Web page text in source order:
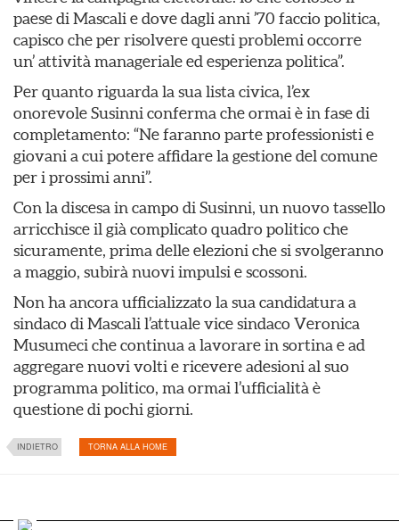
paese di Mascali e dove dagli anni ’70 faccio politica,
capisco che per risolvere questi problemi occorre
un’ attività manageriale ed esperienza politica”.
Per quanto riguarda la sua lista civica, l’ex
onorevole Susinni conferma che ormai è in fase di
completamento: “Ne faranno parte professionisti e
giovani a cui potere affidare la gestione del comune
per i prossimi anni”.
Con la discesa in campo di Susinni, un nuovo tassello
arricchisce il già complicato quadro politico che
sicuramente, prima delle elezioni che si svolgeranno
a maggio, subirà nuovi impulsi e scossoni.
Non ha ancora ufficializzato la sua candidatura a
sindaco di Mascali l’attuale vice sindaco Veronica
Musumeci che continua a lavorare in sortina e ad
aggregare nuovi volti e ricevere adesioni al suo
programma politico, ma ormai l’ufficialità è
questione di pochi giorni.
INDIETRO TORNA ALLA HOME